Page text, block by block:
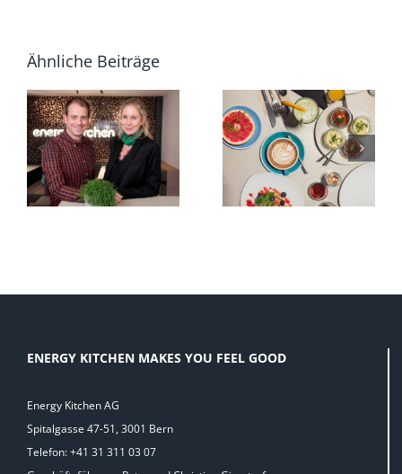
Ähnliche Beiträge
HAPPY BRUNCH
– AB SEPTEMBER
NOCH FRISCHER
Summer Brunch
oder Afternoon
Tea
ENERGY KITCHEN MAKES YOU FEEL GOOD
Energy Kitchen AG
Spitalgasse 47-51, 3001 Bern
Telefon: +41 31 311 03 07